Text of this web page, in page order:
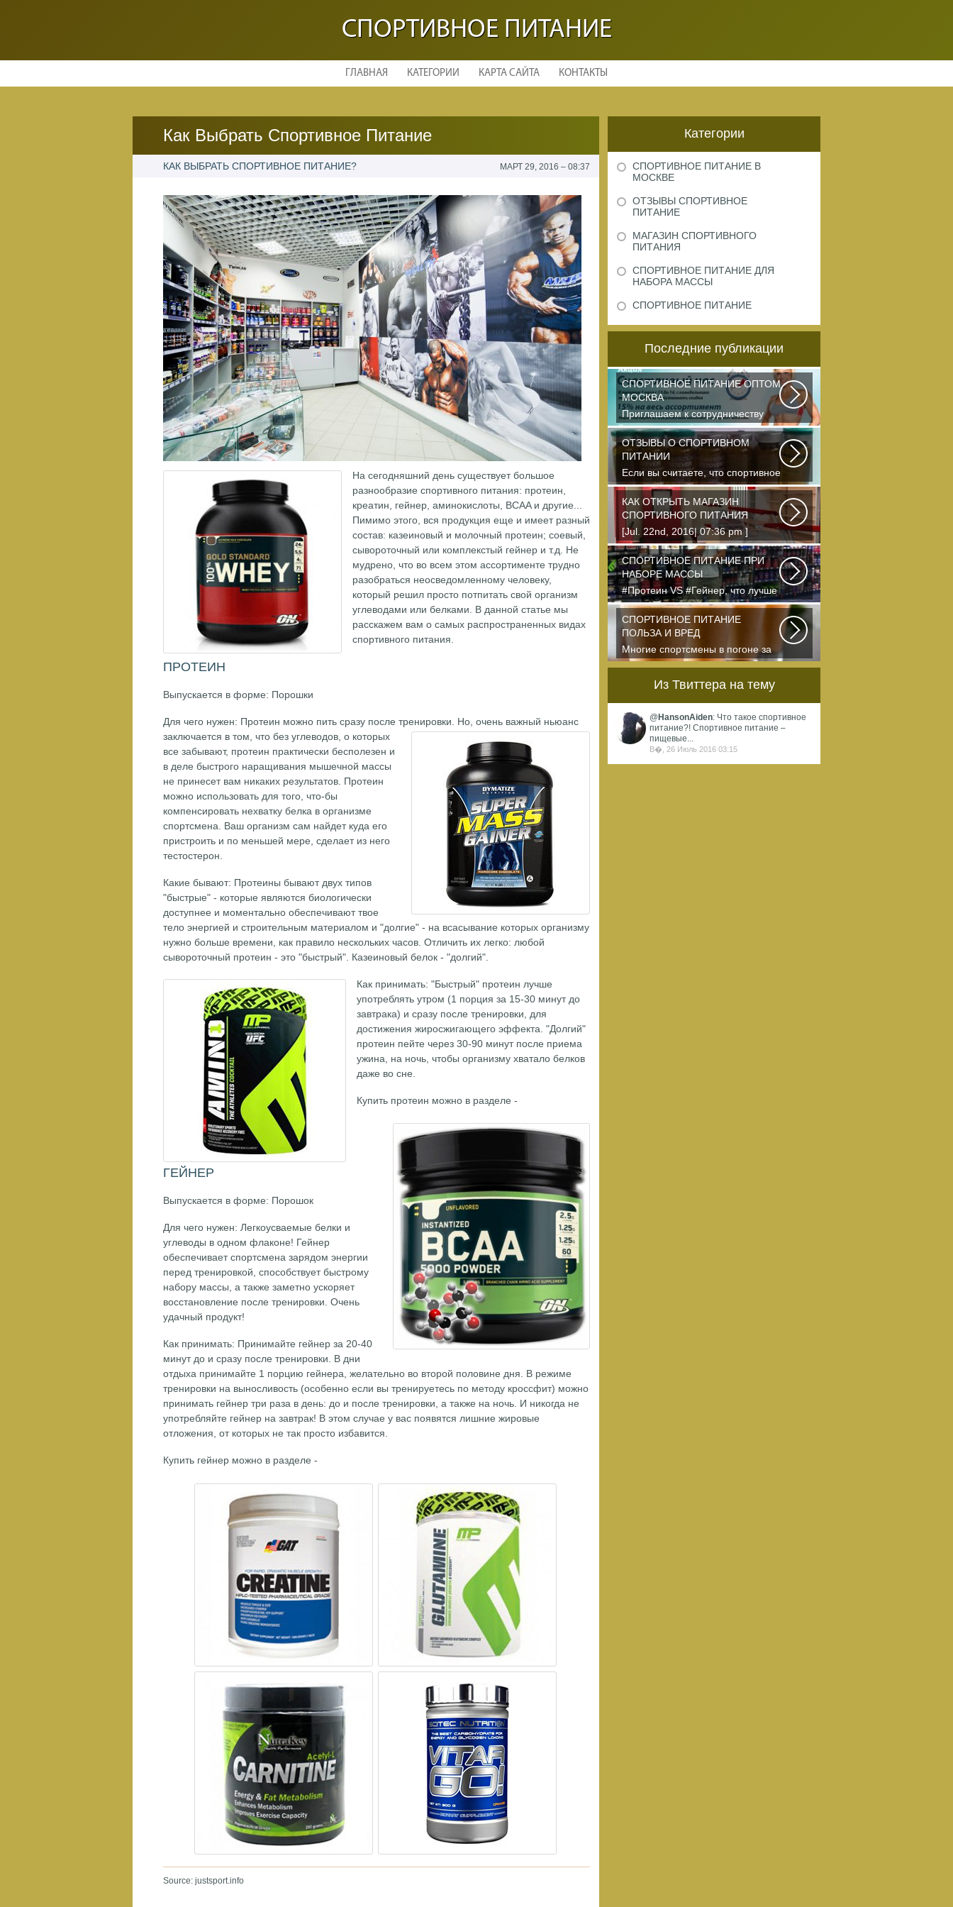
СПОРТИВНОЕ ПИТАНИЕ
ГЛАВНАЯ КАТЕГОРИИ КАРТА САЙТА КОНТАКТЫ
Как Выбрать Спортивное Питание
КАК ВЫБРАТЬ СПОРТИВНОЕ ПИТАНИЕ? МАРТ 29, 2016 – 08:37
На сегодняшний день существует большое
разнообразие спортивного питания: протеин,
креатин, гейнер, аминокислоты, BCAA и другие...
Пимимо этого, вся продукция еще и имеет разный
состав: казеиновый и молочный протеин; соевый,
сывороточный или комплекстый гейнер и т.д. Не
мудрено, что во всем этом ассортименте трудно
разобраться неосведомленному человеку,
который решил просто потпитать свой организм
углеводами или белками. В данной статье мы
расскажем вам о самых распространенных видах
спортивного питания.
ПРОТЕИН
Выпускается в форме: Порошки
Для чего нужен: Протеин можно пить сразу после тренировки.
Но, очень важный ньюанс
заключается в том, что без углеводов, о которых
все забывают, протеин практически бесполезен и
в деле быстрого наращивания мышечной массы
не принесет вам никаких результатов. Протеин
можно использовать для того, что-бы
компенсировать нехватку белка в организме
спортсмена. Ваш организм сам найдет куда его
пристроить и по меньшей мере, сделает из него
тестостерон.
Какие бывают: Протеины бывают двух типов
"быстрые" - которые являются биологически
доступнее и моментально обеспечивают твое
тело энергией и строительным материалом и "долгие" - на всасывание которых организму
нужно больше времени, как правило нескольких часов. Отличить их легко: любой
сывороточный протеин - это "быстрый". Казеиновый белок - "долгий".
Как принимать: "Быстрый" протеин лучше
употреблять утром (1 порция за 15-30 минут до
завтрака) и сразу после тренировки, для
достижения жиросжигающего эффекта. "Долгий"
протеин пейте через 30-90 минут после приема
ужина, на ночь, чтобы организму хватало белков
даже во сне.
Купить протеин можно в разделе -
ГЕЙНЕР
Выпускается в форме: Порошок
Для чего нужен: Легкоусваемые белки и
углеводы в одном флаконе! Гейнер
обеспечивает спортсмена зарядом энергии
перед тренировкой, способствует быстрому
набору массы, а также заметно ускоряет
восстановление после тренировки. Очень
удачный продукт!
Как принимать: Принимайте гейнер за 20-40
минут до и сразу после тренировки. В дни
отдыха принимайте 1 порцию гейнера, желательно во второй половине дня. В режиме
тренировки на выносливость (особенно если вы тренируетесь по методу кроссфит) можно
принимать гейнер три раза в день: до и после тренировки, а также на ночь. И никогда не
употребляйте гейнер на завтрак! В этом случае у вас появятся лишние жировые
отложения, от которых не так просто избавится.
Купить гейнер можно в разделе -
Source: justsport.info
Категории
СПОРТИВНОЕ ПИТАНИЕ В
МОСКВЕ
ОТЗЫВЫ СПОРТИВНОЕ
ПИТАНИЕ
МАГАЗИН СПОРТИВНОГО
ПИТАНИЯ
СПОРТИВНОЕ ПИТАНИЕ ДЛЯ
НАБОРА МАССЫ
СПОРТИВНОЕ ПИТАНИЕ
Последние публикации
СПОРТИВНОЕ ПИТАНИЕ ОПТОМ
МОСКВА
Приглашаем к сотрудничеству
организации, занимающихся
продажей спортивного...
ОТЗЫВЫ О СПОРТИВНОМ
ПИТАНИИ
Если вы считаете, что спортивное
питание — это стероиды и
протеин в шприцах...
КАК ОТКРЫТЬ МАГАЗИН
СПОРТИВНОГО ПИТАНИЯ
[Jul. 22nd, 2016| 07:36 pm ]
dkphoto Что-то я окончательно
перевел ведение...
СПОРТИВНОЕ ПИТАНИЕ ПРИ
НАБОРЕ МАССЫ
#Протеин VS #Гейнер, что лучше
для набора массы? Очень часто
начинающие...
СПОРТИВНОЕ ПИТАНИЕ
ПОЛЬЗА И ВРЕД
Многие спортсмены в погоне за
спортивными результатами в
Из Твиттера на тему
@ HansonAiden: Что такое спортивное
питание?! Спортивное питание –
пищевые...
В�, 26 Июль 2016 03:15